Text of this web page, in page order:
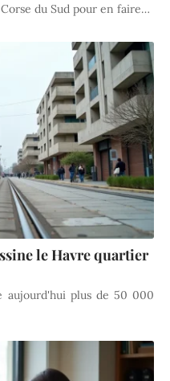
du Sud pour en faire…
le Havre quartier
aujourd'hui plus de 50 000